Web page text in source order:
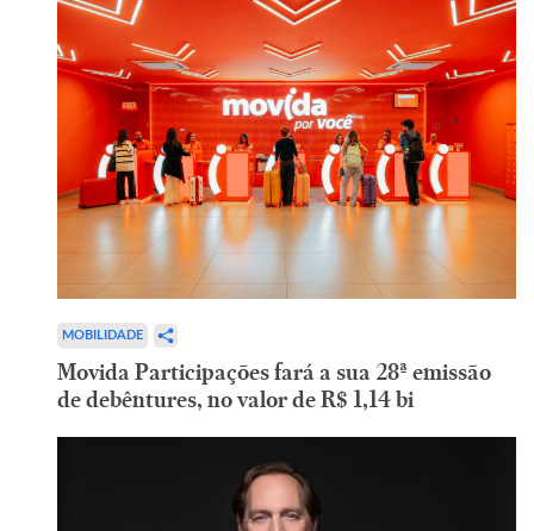
MOBILIDADE
Movida Participações fará a sua 28ª emissão
de debêntures, no valor de R$ 1,14 bi